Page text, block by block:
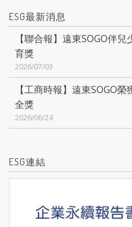
ESG最新消息
【聯合報】遠東SOGO伴
育獎
2026/07/03
【工商時報】遠東SOGO
全獎
2026/06/24
ESG連結